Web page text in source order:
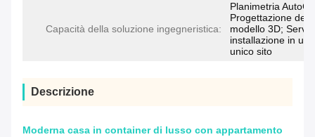
Capacità della soluzione ingegneristica:
Planimetria
Progettazione del
modello 3D;
installazione in un
unico sito
Descrizione
Moderna casa in container di lusso con appartamento